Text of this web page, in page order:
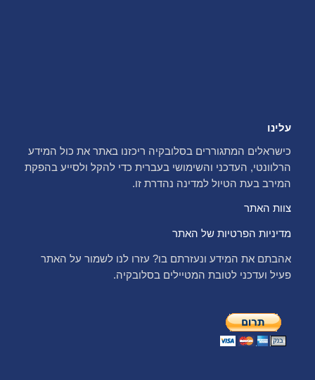
עלינו
כישראלים המתגוררים בסלובקיה ריכזנו באתר את כול המידע
הרלוונטי, העדכני והשימושי בעברית כדי להקל ולסייע בהפקת
המירב בעת הטיול למדינה נהדרת זו.
צוות האתר
מדיניות הפרטיות של האתר
אהבתם את המידע ונעזרתם בו? עזרו לנו לשמור על האתר
פעיל ועדכני לטובת המטיילים בסלובקיה.